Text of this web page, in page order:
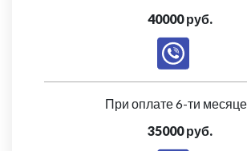
40000 руб.
При оплате 6-ти
35000 руб.